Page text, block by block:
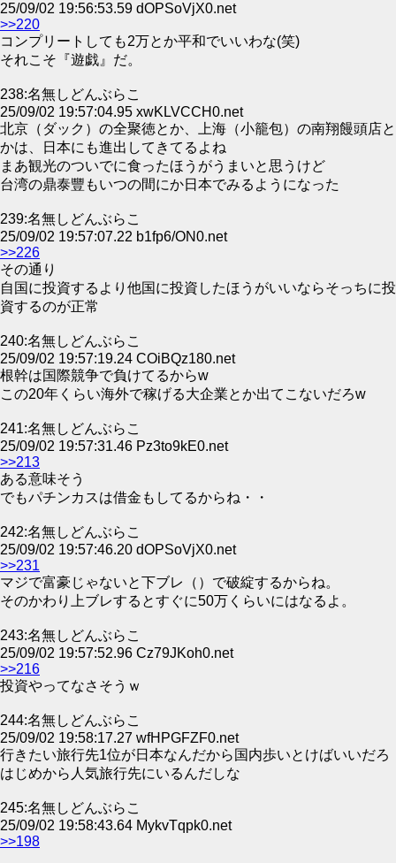
25/09/02 19:56:53.59 dOPSoVjX0.net
>>220
コンプリートしても2万とか平和でいいわな(笑)
それこそ『遊戯』だ。
238:名無しどんぶらこ
25/09/02 19:57:04.95 xwKLVCCH0.net
北京（ダック）の全聚徳とか、上海（小籠包）の南翔饅頭店と
かは、日本にも進出してきてるよね
まあ観光のついでに食ったほうがうまいと思うけど
台湾の鼎泰豐もいつの間にか日本でみるようになった
239:名無しどんぶらこ
25/09/02 19:57:07.22 b1fp6/ON0.net
>>226
その通り
自国に投資するより他国に投資したほうがいいならそっちに投
資するのが正常
240:名無しどんぶらこ
25/09/02 19:57:19.24 COiBQz180.net
根幹は国際競争で負けてるからw
この20年くらい海外で稼げる大企業とか出てこないだろw
241:名無しどんぶらこ
25/09/02 19:57:31.46 Pz3to9kE0.net
>>213
ある意味そう
でもパチンカスは借金もしてるからね・・
242:名無しどんぶらこ
25/09/02 19:57:46.20 dOPSoVjX0.net
>>231
マジで富豪じゃないと下ブレ（）で破綻するからね。
そのかわり上ブレするとすぐに50万くらいにはなるよ。
243:名無しどんぶらこ
25/09/02 19:57:52.96 Cz79JKoh0.net
>>216
投資やってなさそうｗ
244:名無しどんぶらこ
25/09/02 19:58:17.27 wfHPGFZF0.net
行きたい旅行先1位が日本なんだから国内歩いとけばいいだろ
はじめから人気旅行先にいるんだしな
245:名無しどんぶらこ
25/09/02 19:58:43.64 MykvTqpk0.net
>>198